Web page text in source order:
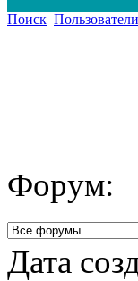
Поиск Пользователи
Форум:
Дата